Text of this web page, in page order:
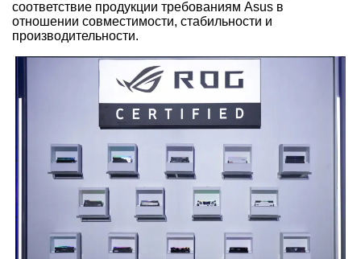
соответствие продукции требованиям Asus в
отношении совместимости, стабильности и
производительности.